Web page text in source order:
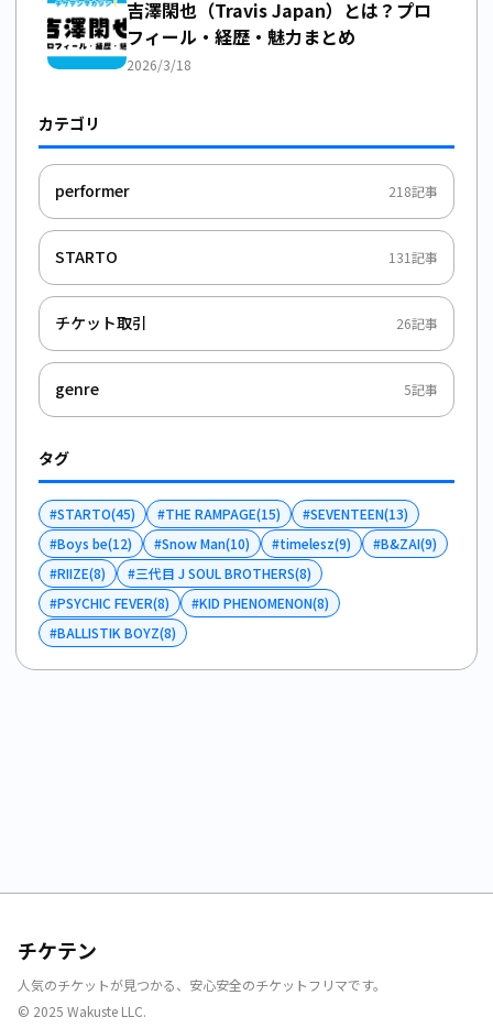
吉澤閑也（Travis Japan）とは？プロ
フィール・経歴・魅力まとめ
2026/3/18
カテゴリ
performer 218記事
STARTO 131記事
チケット取引 26記事
genre 5記事
タグ
#STARTO(45) #THE RAMPAGE(15) #SEVENTEEN(13)
#Boys be(12) #Snow Man(10) #timelesz(9) #B&ZAI(9)
#RIIZE(8) #三代目 J SOUL BROTHERS(8)
#PSYCHIC FEVER(8) #KID PHENOMENON(8)
#BALLISTIK BOYZ(8)
チケテン
人気のチケットが見つかる、安心安全のチケットフリマです。
© 2025 Wakuste LLC.